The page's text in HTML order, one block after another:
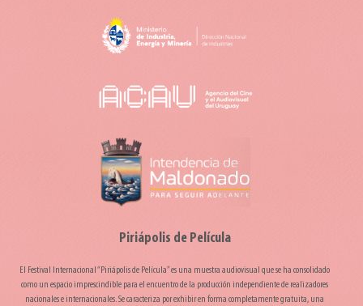
Piriápolis de Película
El Festival Internacional “Piriápolis de Película” es una muestra audiovisual que se ha consolidado
como un espacio imprescindible para el encuentro de la producción independiente de realizadores
nacionales e internacionales. Se caracteriza por exhibir en forma completamente gratuita, una